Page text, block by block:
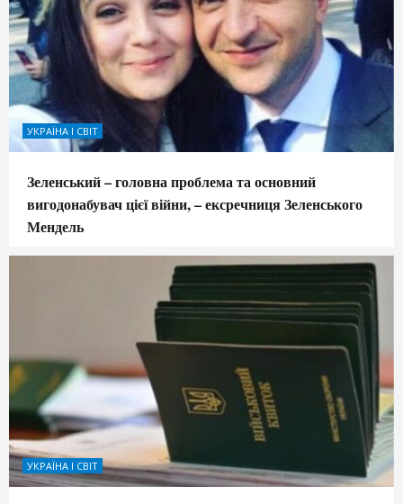
УКРАЇНА І СВІТ
Зеленський – головна проблема та основний
вигодонабувач цієї війни, – ексречниця Зеленського
Мендель
УКРАЇНА І СВІТ